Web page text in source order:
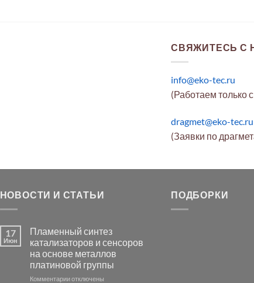
СВЯЖИТЕСЬ С
info@eko-tec.ru
(Работаем только
dragmet@eko-tec.ru
(Заявки по
НОВОСТИ И СТАТЬИ
17
Июн
Пламенный синтез
катализаторов и сенсоров
на основе металлов
платиновой группы
Комментариикотключены
ПОДБОРКИ